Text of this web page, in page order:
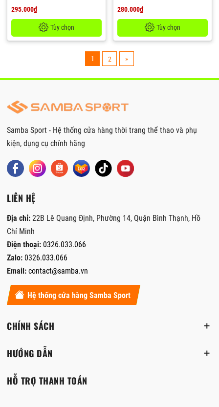
295.000₫
Tùy chọn
280.000₫
Tùy chọn
1 2 »
Samba Sport - Hệ thống cửa hàng thời trang thể thao và phụ
kiện, dụng cụ chính hãng
LIÊN HỆ
Địa chỉ: 22B Lê Quang Định, Phường 14, Quận Bình Thạnh, Hồ
Chí Minh
Điện thoại: 0326.033.066
Zalo: 0326.033.066
Email: contact@samba.vn
Hệ thống cửa hàng Samba Sport
CHÍNH SÁCH
HƯỚNG DẪN
HỖ TRỢ THANH TOÁN